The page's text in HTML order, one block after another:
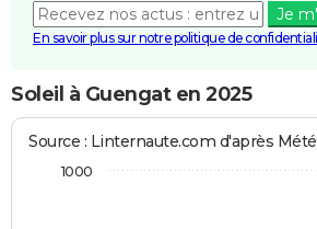
Je
En savoir plus sur notre politique de
Soleil à Guengat en 2025
Source : Linternaute.com d'après
1000